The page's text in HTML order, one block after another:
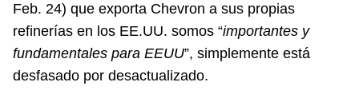
Feb. 24) que exporta Chevron a sus propias
refinerías en los EE.UU. somos “importantes y
fundamentales para EEUU”, simplemente está
desfasado por desactualizado.